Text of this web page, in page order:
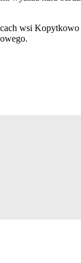
wsi